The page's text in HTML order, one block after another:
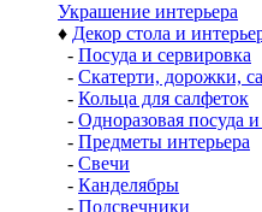
Украшение интерьера
♦ Декор стола и
- Посуда и сервировка
- Скатерти, дорожки,
- Кольца для салфеток
- Одноразовая посуда
- Предметы интерьера
- Свечи
- Канделябры
- Подсвечники